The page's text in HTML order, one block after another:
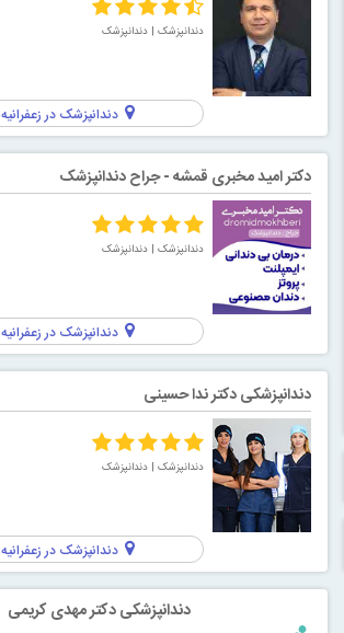
دندانپزشک | دندانپزشک
دندانپزشک در زعفرانیه
دکتر امید مخبری قمشه - جراح دندانپزشک
دندانپزشک | دندانپزشک
دندانپزشک در زعفرانیه
دندانپزشکی دکتر ندا حسینی
دندانپزشک | دندانپزشک
دندانپزشک در زعفرانیه
دندانپزشکی دکتر مهدی کریمی